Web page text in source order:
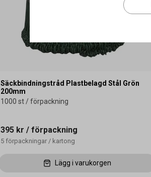
Säckbindningstråd Plastbelagd Stål Grön
200mm
1000 st / förpackning
395 kr / förpackning
5 förpackningar / kartong
Lägg i varukorgen